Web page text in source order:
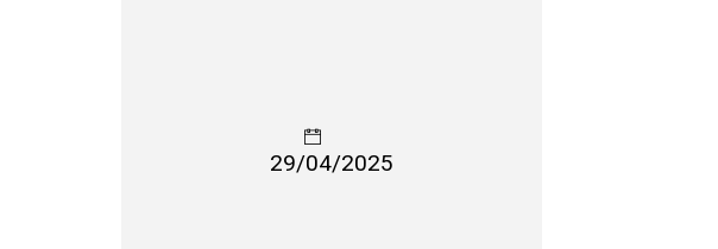
29/04/2025